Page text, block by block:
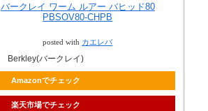
バークレイ ワーム ルアー バヒッド80
PBSOV80-CHPB
posted with カエレバ
Berkley(バークレイ)
Amazonでチェック
楽天市場でチェック